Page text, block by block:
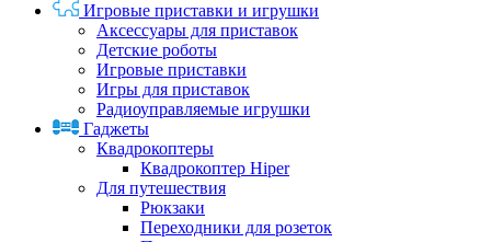
Игровые приставки и игрушки
Аксессуары для приставок
Детские роботы
Игровые приставки
Игры для приставок
Радиоуправляемые игрушки
Гаджеты
Квадрокоптеры
Квадрокоптер Hiper
Для путешествия
Рюкзаки
Переходники для розеток